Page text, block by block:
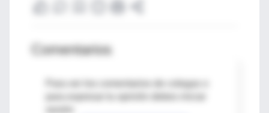
Comentarios
Para ver los comentarios de colegas o